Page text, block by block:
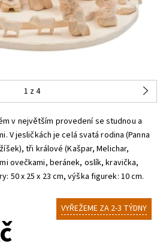
1 z 4
v největším provedení se studnou a
V jesličkách je celá svatá rodina (Panna
tři králové (Kašpar, Melichar,
ovečkami, beránek, oslík, kravička,
50 x 25 x 23 cm, výška figurek: 10 cm.
VYŘEŽEME ZA 2-3 TÝDNY